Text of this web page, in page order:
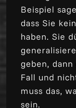
Beispiel
dass Sie
haben. Sie
geben,
Fall und
muss das,
sein.